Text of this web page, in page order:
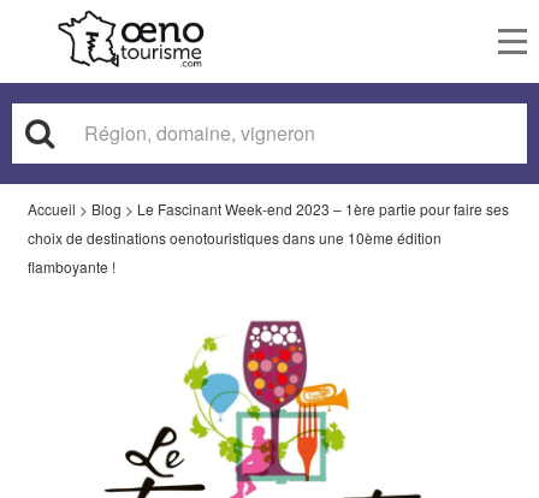
Accueil > Blog > Le Fascinant Week-end 2023 – 1ère partie pour faire ses
choix de destinations oenotouristiques dans une 10ème édition
flamboyante !